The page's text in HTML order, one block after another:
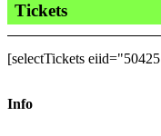
Tickets
[selectTickets
Info